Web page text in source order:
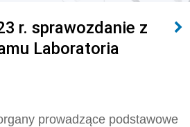
r. sprawozdanie z
Laboratoria
prowadzące podstawowe